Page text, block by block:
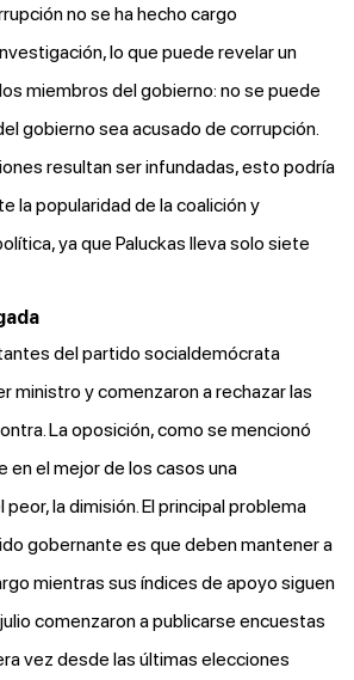
no se ha hecho cargo
lo que puede revelar un
miembros del gobierno: no se puede
gobierno sea acusado de corrupción.
resultan ser infundadas, esto podría
la popularidad de la coalición y
ya que Paluckas lleva solo siete
del partido socialdemócrata
ministro y comenzaron a rechazar las
La oposición, como se mencionó
en el mejor de los casos una
la dimisión. El principal problema
gobernante es que deben mantener a
mientras sus índices de apoyo siguen
comenzarona publicarse encuestas
vez desde las últimas elecciones